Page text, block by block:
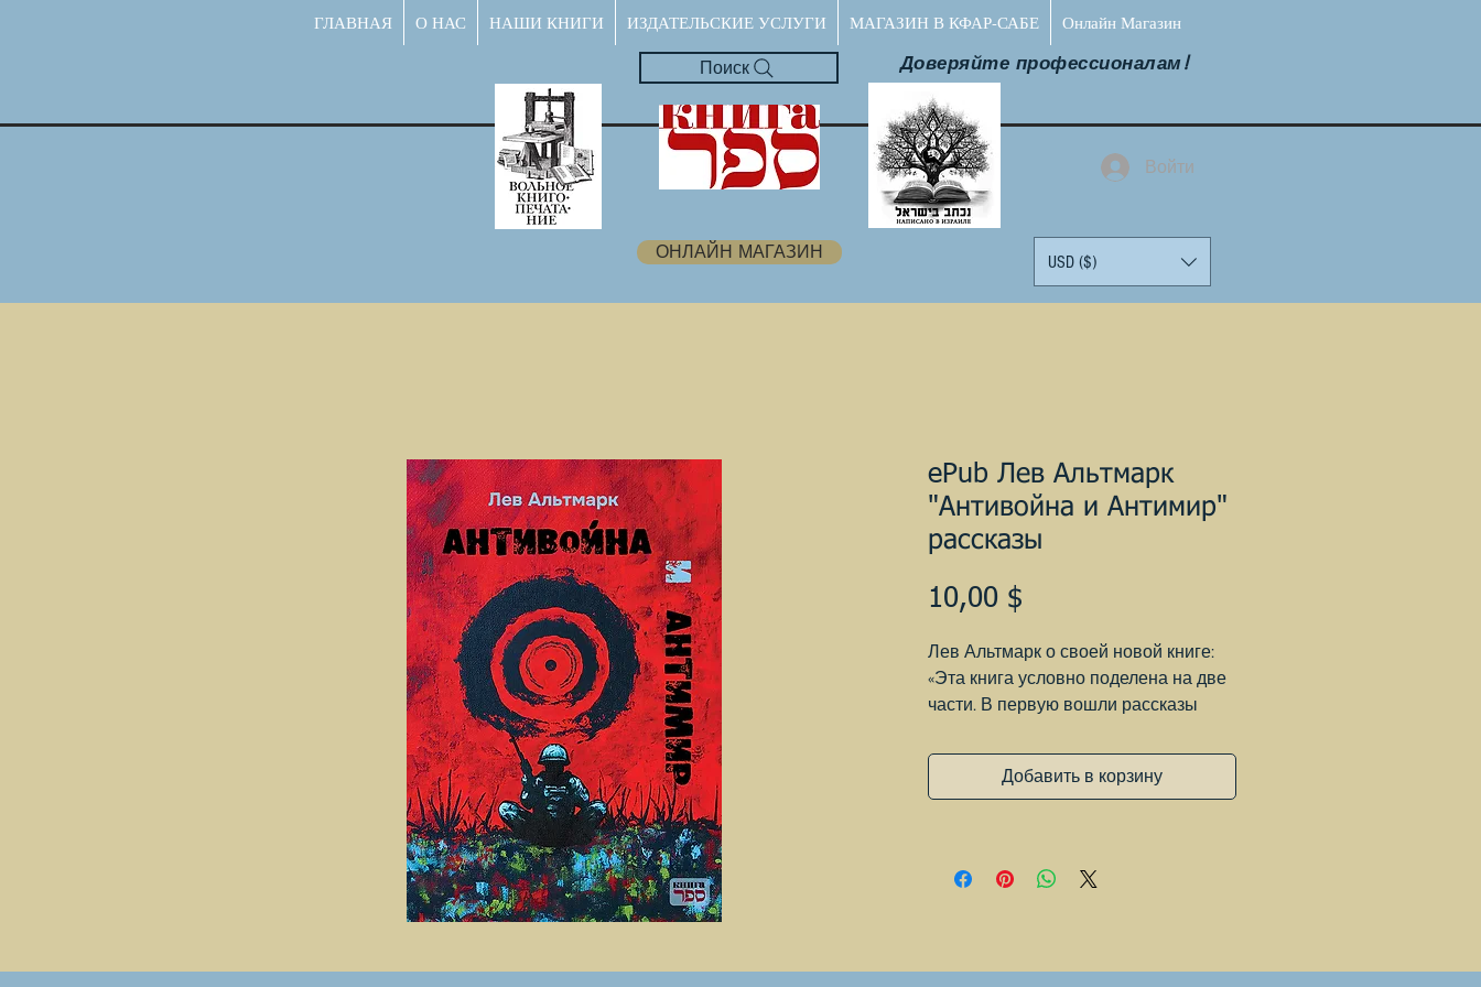
ГЛАВНАЯ О НАС НАШИ КНИГИ ИЗДАТЕЛЬСКИЕ УСЛУГИ МАГАЗИН В КФАР-САБЕ Онлайн Магазин
Доверяйте профессионалам!
Войти
Поиск
ОНЛАЙН МАГАЗИН USD ($)
ePub Лев Альтмарк
"Антивойна и Антимир"
рассказы
10,00 $
Лев Альтмарк о своей новой книге:
«Эта книга условно поделена на две
части. В первую вошли рассказы
человеке на войне. Мирном и
дружелюбном, волей обстоятельств
жизнью. Во второй части рассказы о
не без труда вписывается в
Добавить в корзину